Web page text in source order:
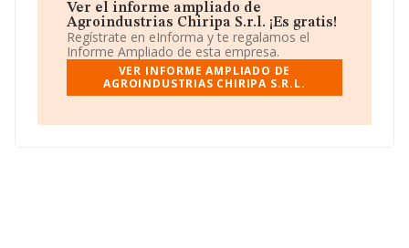
Ha tenido un 317% más de empleados y teniendo en
cuenta la información disponible en INFORMA, ha
dispuesto de un número de empleados por encima de la
media de sector.
La compañíaAgroindustrias Chiripa S.R.L, con NIF
Lugar Puente De Trujillo núm. 3 Plt 2, (10600),
Ver el informe ampliado de
Agroindustrias Chiripa S.r.l. ¡Es gratis!
Regístrate en eInforma y te regalamos el
Informe Ampliado de esta empresa.
VER INFORME AMPLIADO DE
AGROINDUSTRIAS CHIRIPA S.R.L.